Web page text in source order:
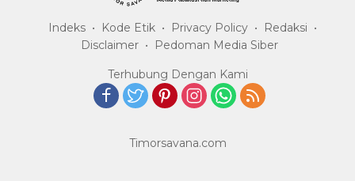
Indeks Kode Etik Privacy Policy
Redaksi
Disclaimer
Pedoman Media Siber
Terhubung Dengan Kami
Timorsavana.com